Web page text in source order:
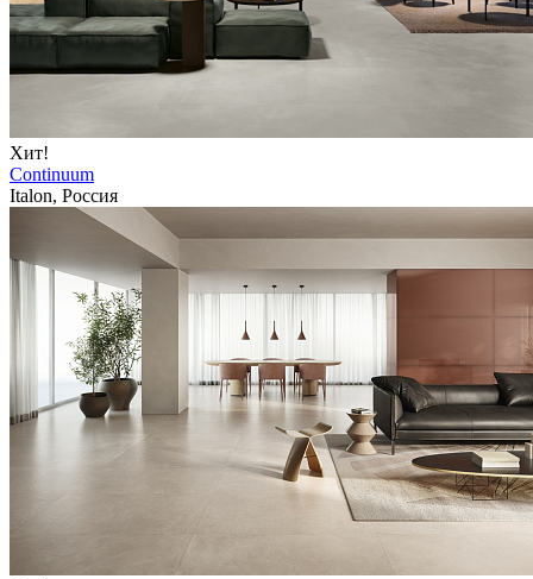
Хит!
Continuum
Italon, Россия